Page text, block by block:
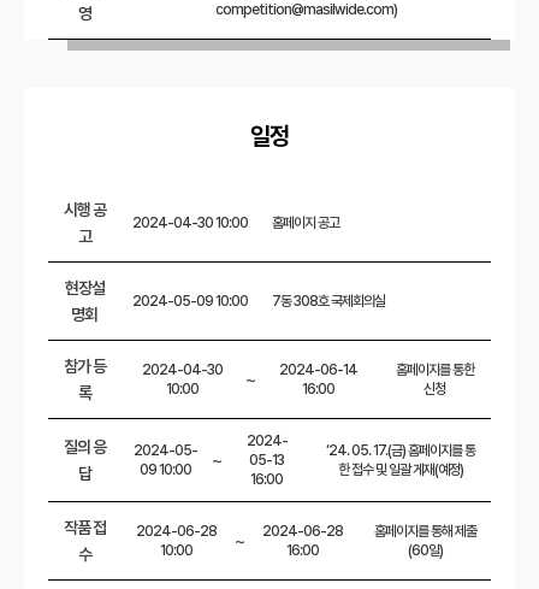
영
competition@masilwide.com)
일정
시행 공
고
2024-04-30 10:00 홈페이지 공고
현장설
명회
2024-05-09 10:00 7동 308호 국제회의실
참가 등
록
2024-04-30
10:00
~
2024-06-14
16:00
홈페이지를 통한
신청
질의 응
답
2024-05-
09 10:00
~
2024-
05-13
16:00
‘24. 05. 17.(금) 홈페이지를 통
한 접수 및 일괄 게재(예정)
작품 접
수
2024-06-28
10:00
~
2024-06-28
16:00
홈페이지를 통해 제출
(60일)